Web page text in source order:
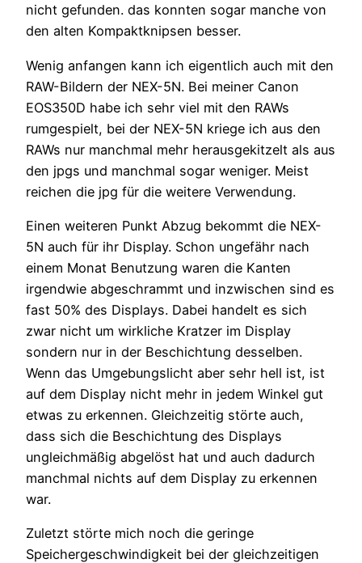
nicht gefunden. das konnten sogar manche von
den alten Kompaktknipsen besser.
Wenig anfangen kann ich eigentlich auch mit den
RAW-Bildern der NEX-5N. Bei meiner Canon
EOS350D habe ich sehr viel mit den RAWs
rumgespielt, bei der NEX-5N kriege ich aus den
RAWs nur manchmal mehr herausgekitzelt als aus
den jpgs und manchmal sogar weniger. Meist
reichen die jpg für die weitere Verwendung.
Einen weiteren Punkt Abzug bekommt die NEX-
5N auch für ihr Display. Schon ungefähr nach
einem Monat Benutzung waren die Kanten
irgendwie abgeschrammt und inzwischen sind es
fast 50% des Displays. Dabei handelt es sich
zwar nicht um wirkliche Kratzer im Display
sondern nur in der Beschichtung desselben.
Wenn das Umgebungslicht aber sehr hell ist, ist
auf dem Display nicht mehr in jedem Winkel gut
etwas zu erkennen. Gleichzeitig störte auch,
dass sich die Beschichtung des Displays
ungleichmäßig abgelöst hat und auch dadurch
manchmal nichts auf dem Display zu erkennen
war.
Zuletzt störte mich noch die geringe
Speichergeschwindigkeit bei der gleichzeitigen